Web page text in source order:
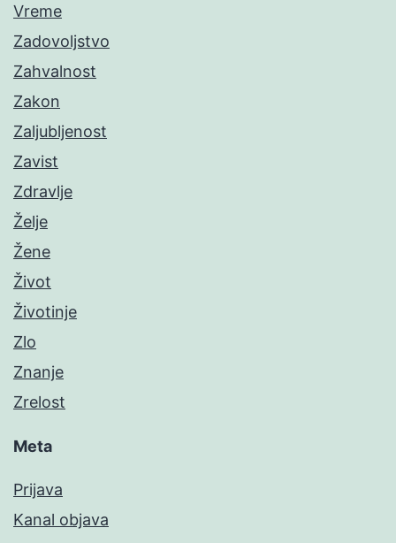
Vreme
Zadovoljstvo
Zahvalnost
Zakon
Zaljubljenost
Zavist
Zdravlje
Želje
Žene
Život
Životinje
Zlo
Znanje
Zrelost
Meta
Prijava
Kanal objava